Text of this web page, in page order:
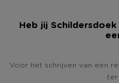
Heb jij
Voor het schrijven van een
ter